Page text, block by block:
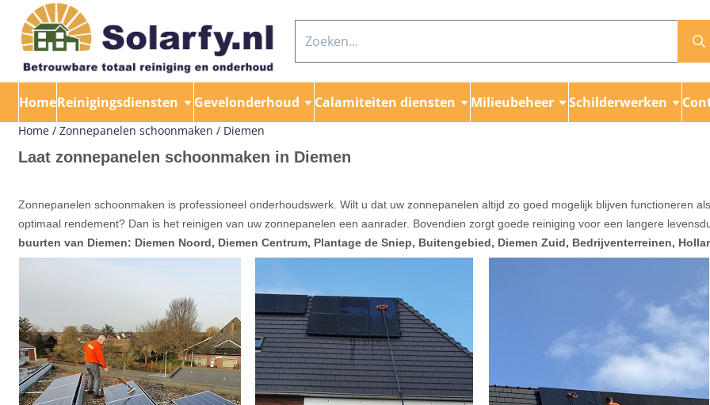
Cookievoorkeuren zijn momenteel gesloten.
HomeReinigingsdiensten Gevelonderhoud Calamiteiten diensten Milieubeheer Schilderwerken
Home / Zonnepanelen schoonmaken / Diemen
Laat zonnepanelen schoonmaken in Diemen
Zonnepanelen schoonmaken is professioneel onderhoudswerk. Wilt u dat uw zonnepanelen altijd zo goed mogelijk blijven functioneren
optimaal rendement? Dan is het reinigen van uw zonnepanelen een aanrader. Bovendien zorgt goede reiniging voor een langere
buurten van Diemen: Diemen Noord, Diemen Centrum, Plantage de Sniep, Buitengebied, Diemen Zuid, Bedrijventerreinen,